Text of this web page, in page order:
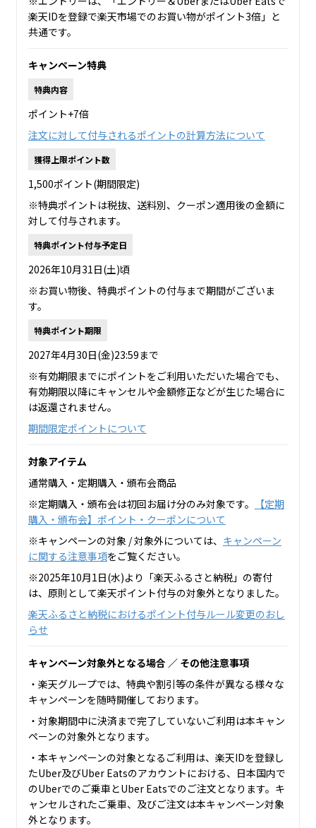
楽天IDを登録で楽天市場でのお買い物がポイント3倍」と
共通です。
キャンペーン特典
特典内容
ポイント+7倍
注文に対して付与されるポイントの計算方法について
獲得上限ポイント数
1,500ポイント(期間限定)
※特典ポイントは税抜、送料別、クーポン適用後の金額に
対して付与されます。
特典ポイント付与予定日
2026年10月31日(土)頃
※お買い物後、特典ポイントの付与まで期間がございま
す。
特典ポイント期限
2027年4月30日(金)23:59まで
※有効期限までにポイントをご利用いただいた場合でも、
有効期限以降にキャンセルや金額修正などが生じた場合に
は返還されません。
期間限定ポイントについて
対象アイテム
通常購入・定期購入・頒布会商品
※定期購入・頒布会は初回お届け分のみ対象です。
【定期
購入・頒布会】ポイント・クーポンについて
※キャンペーンの対象 / 対象外については、 キャンペーン
に関する注意事項をご覧ください。
※2025年10月1日(水)より「楽天ふるさと納税」の寄付
は、原則として楽天ポイント付与の対象外となりました。
楽天ふるさと納税におけるポイント付与ルール変更のおし
らせ
キャンペーン対象外となる場合 ／ その他注意事項
・楽天グループでは、特典や割引等の条件が異なる様々な
キャンペーンを随時開催しております。
・対象期間中に決済まで完了していないご利用は本キャン
ペーンの対象外となります。
・本キャンペーンの対象となるご利用は、楽天IDを登録し
たUber及びUber Eatsのアカウントにおける、日本国内で
のUberでのご乗車とUber Eatsでのご注文となります。キ
ャンセルされたご乗車、及びご注文は本キャンペーン対象
外となります。